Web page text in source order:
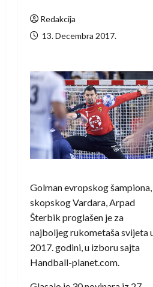
Redakcija
13. Decembra 2017.
Golman evropskog šampiona,
skopskog Vardara, Arpad
Šterbik proglašen je za
najboljeg rukometaša svijeta
2017. godini, u izboru sajta
Handball-planet.com.